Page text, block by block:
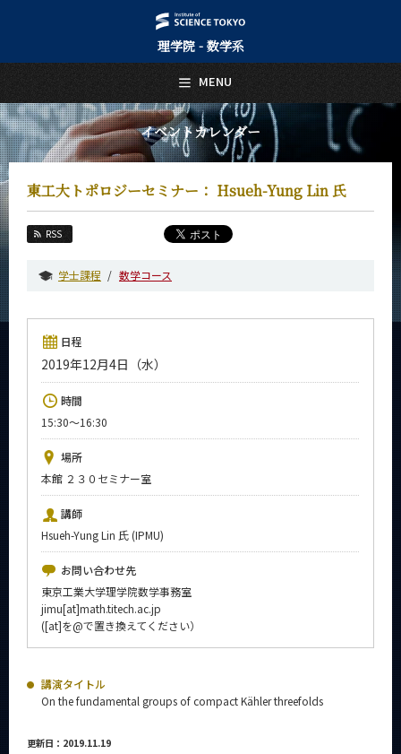
理学院 - 数学系
イベントカレンダー
東工大トポロジーセミナー： Hsueh-Yung Lin 氏
RSS
学士課程 数学コース
日程
2019年12月4日（水）
時間
15:30～16:30
場所
本館 ２３０セミナー室
講師
Hsueh-Yung Lin 氏 (IPMU)
お問い合わせ先
東京工業大学理学院数学事務室
jimu[at]math.titech.ac.jp
([at]を@で置き換えてください）
講演タイトル
On the fundamental groups of compact Kähler threefolds
更新日：2019.11.19
MENU
日本語 English
トップページ
Top Page
数学系について
About Us
教育
Education
入学案内
Admissions
数学系 News
イベントカレンダー
Event Calendar
今後のイベント
今後の課程別イベント
年別アーカイブ
サイト構成